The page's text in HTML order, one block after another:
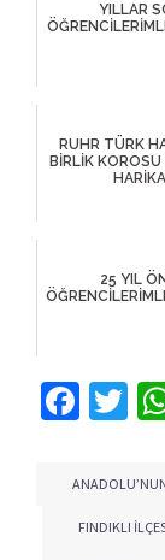
YILLAR
RUHR TÜRK
BİRLİK
25 YIL
FINDIKLI